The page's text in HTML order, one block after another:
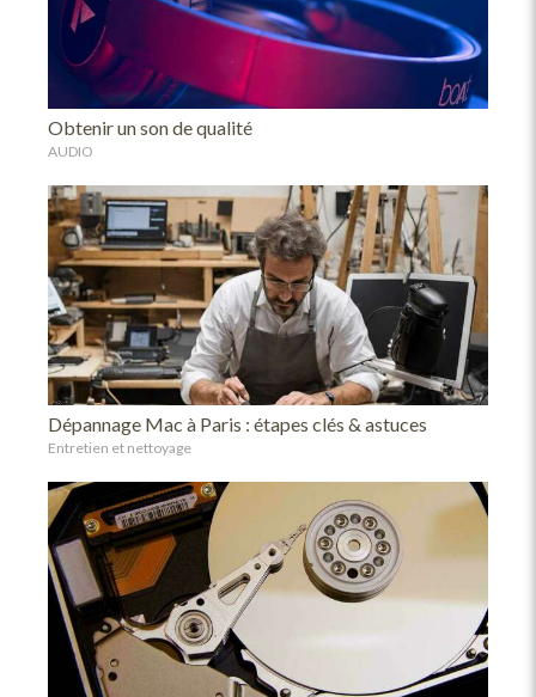
Obtenir un son de qualité
AUDIO
Dépannage Mac à Paris : étapes clés & astuces
Entretien et nettoyage